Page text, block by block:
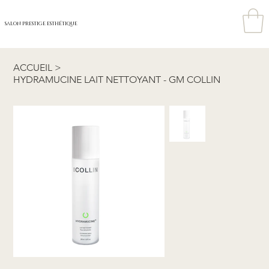
SALON PRESTIGE ESTHÉTIQUE
ACCUEIL >
HYDRAMUCINE LAIT NETTOYANT - GM COLLIN